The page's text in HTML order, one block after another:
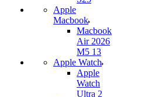
Apple
Macbook
Macbook
Air 2026
M5 13
Apple Watch
Apple
Watch
Ultra 2